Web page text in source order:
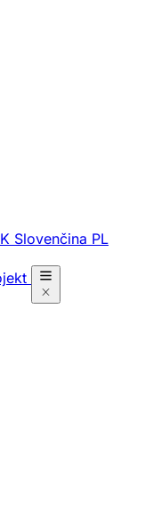
Slovenčina PL